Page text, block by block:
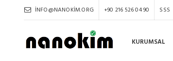
INFO@NANOKIM.ORG +90 216 526 04 90 SSS
KURUMSAL